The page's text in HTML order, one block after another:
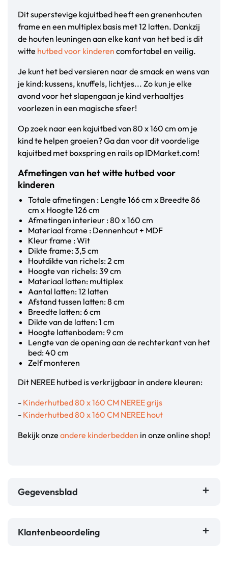
Dit superstevige kajuitbed heeft een grenenhouten
frame en een multiplex basis met 12 latten. Dankzij
de houten leuningen aan elke kant van het bed is dit
witte hutbed voor kinderen comfortabel en veilig.
Je kunt het bed versieren naar de smaak en wens van
je kind: kussens, knuffels, lichtjes... Zo kun je elke
avond voor het slapengaan je kind verhaaltjes
voorlezen in een magische sfeer!
Op zoek naar een kajuitbed van 80 x 160 cm om je
kind te helpen groeien? Ga dan voor dit voordelige
kajuitbed met boxspring en rails op IDMarket.com!
Afmetingen van het witte hutbed voor
kinderen
Totale afmetingen : Lengte 166 cm x Breedte 86
cm x Hoogte 126 cm
Afmetingen interieur : 80 x 160 cm
Materiaal frame : Dennenhout + MDF
Kleur frame : Wit
Dikte frame: 3,5 cm
Houtdikte van richels: 2 cm
Hoogte van richels: 39 cm
Materiaal latten: multiplex
Aantal latten: 12 latten
Afstand tussen latten: 8 cm
Breedte latten: 6 cm
Dikte van de latten: 1 cm
Hoogte lattenbodem: 9 cm
Lengte van de opening aan de rechterkant van het
bed: 40 cm
Zelf monteren
Dit NEREE hutbed is verkrijgbaar in andere kleuren:
- Kinderhutbed 80 x 160 CM NEREE grijs
- Kinderhutbed 80 x 160 CM NEREE hout
Bekijk onze andere kinderbedden in onze online shop!
Gegevensblad
Klantenbeoordeling